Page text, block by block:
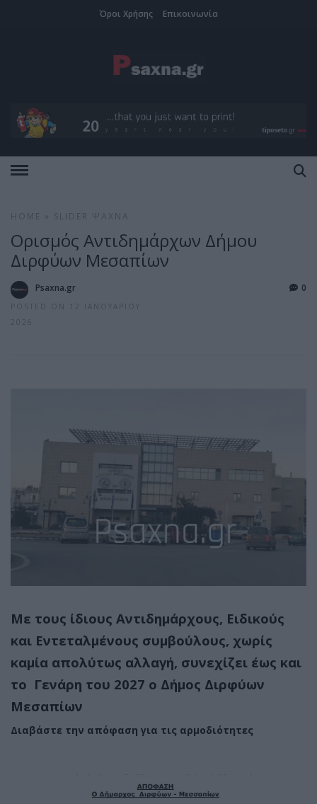
Όροι Χρήσης Επικοινωνία
HOME SLIDER ΨΑΧΝΆ
Ορισμός Αντιδημάρχων Δήμου
Διρφύων Μεσαπίων
Psaxna.gr
POSTED ON 12 ΙΑΝΟΥΑΡΊΟΥ
2026
0
Με τους ίδιους Αντιδημάρχους, Ειδικούς
και Εντεταλμένους συμβούλους, χωρίς
καμία απολύτως αλλαγή, συνεχίζει έως και
το Γενάρη του 2027 ο Δήμος Διρφύων
Μεσαπίων
Διαβάστε την απόφαση για τις αρμοδιότητες